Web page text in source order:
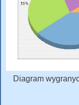
Diagram